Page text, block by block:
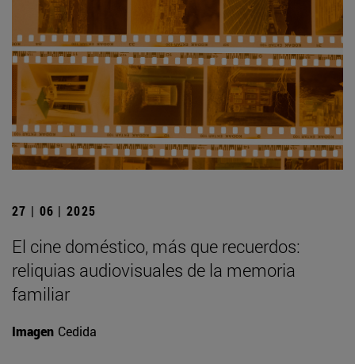
27 | 06 | 2025
El cine doméstico, más que recuerdos:
reliquias audiovisuales de la memoria
familiar
Imagen Cedida